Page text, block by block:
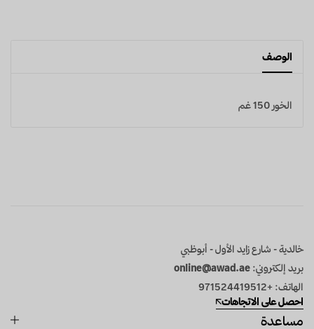
الوصف
الخور 150 غم
خالدية - شارع زايد الأول - أبوظبي
بريد إلكتروني: online@awad.ae
الهاتف: +971524419512
احصل على الاتجاهات
مساعدة